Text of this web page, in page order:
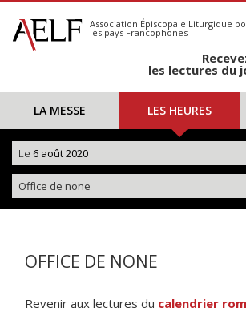
S'abonner
Calendrier
Association Épiscopale Liturgique
les pays Francophones
les lectures du
LA MESSE LES HEURES
Le 6 août 2020
Office de none
OFFICE DE NONE
Revenir aux lectures du calendrier